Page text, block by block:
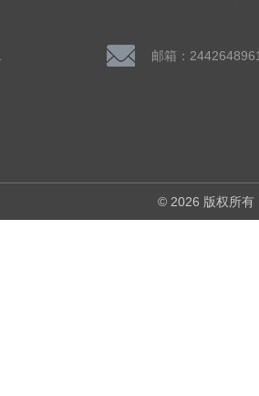
邮箱：
© 2026 版权所